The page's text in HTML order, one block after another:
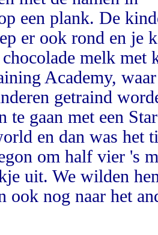
een plank. De
er ook rond en je
melk met
Academy,
getraind
te gaan met een
en dan was het
om half vier 's
uit. We wilden
ook nog naar het